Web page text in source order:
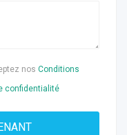
nos Conditions
confidentialité